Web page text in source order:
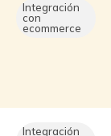
Integración
con
ecommerce
Integración